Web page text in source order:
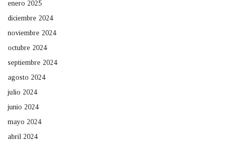
enero 2025
diciembre 2024
noviembre 2024
octubre 2024
septiembre 2024
agosto 2024
julio 2024
junio 2024
mayo 2024
abril 2024